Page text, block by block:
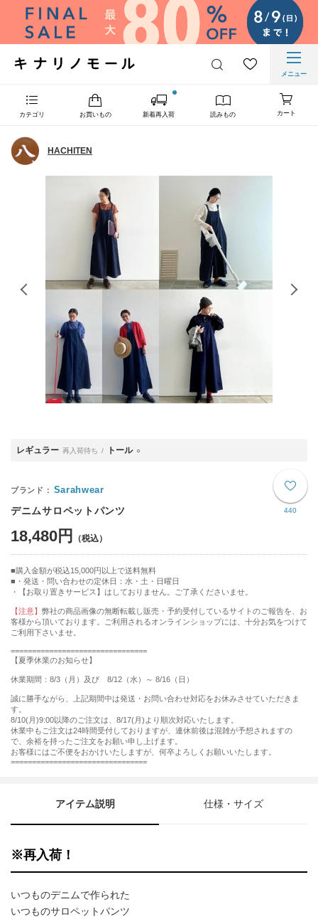
メニュー
カテゴリ お買いもの 新着再入荷 読みもの カート
HACHITEN
レギュラー 再入荷待ち トール ○
440
Sarahwear
デニムサロペットパンツ
18,480円
購入金額が税込15,000円以上で送料無料
・発送・問い合わせの定休日：水・土・日曜日
・【お取り置きサービス】はしておりません。ご了承くださいませ。
【注意】 弊社の商品画像の無断転載し販売・予約受付しているサイトのご報告を、お
客様から頂いております。ご利用されるオンラインショップには、十分お気をつけて
ご利用下さいませ。
================================
【夏季休業のお知らせ】
休業期間：8/3（月）及び 8/12（水）～ 8/16（日）
誠に勝手ながら、上記期間中は発送・お問い合わせ対応をお休みさせていただきま
す。
8/10(月)9:00以降のご注文は、8/17(月)より順次対応いたします。
休業中もご注文は24時間受付しておりますが、連休前後は混雑が予想されますの
で、余裕を持ったご注文をお願い申し上げます。
お客様にはご不便をおかけいたしますが、何卒よろしくお願いいたします。
================================
アイテム説明 仕様・サイズ
※再入荷！
いつものデニムで作られた
いつものサロペットパンツ